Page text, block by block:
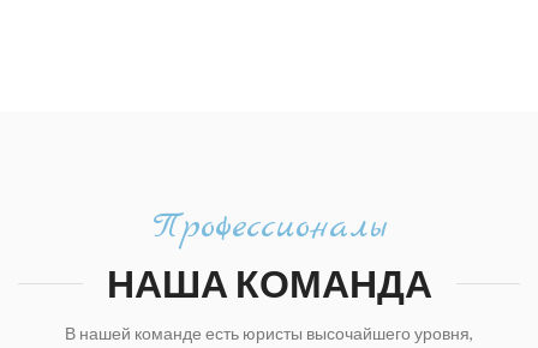
Профессионалы
НАША КОМАНДА
В нашей команде есть юристы высочайшего уровня,